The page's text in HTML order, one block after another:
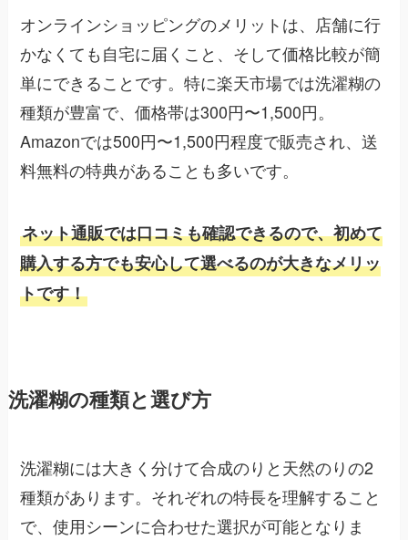
オンラインショッピングのメリットは、店舗に行
かなくても自宅に届くこと、そして価格比較が簡
単にできることです。特に楽天市場では洗濯糊の
種類が豊富で、価格帯は300円〜1,500円。
Amazonでは500円〜1,500円程度で販売され、送
料無料の特典があることも多いです。
ネット通販では口コミも確認できるので、初めて
購入する方でも安心して選べるのが大きなメリッ
トです！
洗濯糊の種類と選び方
洗濯糊には大きく分けて合成のりと天然のりの2
種類があります。それぞれの特長を理解すること
で、使用シーンに合わせた選択が可能となりま